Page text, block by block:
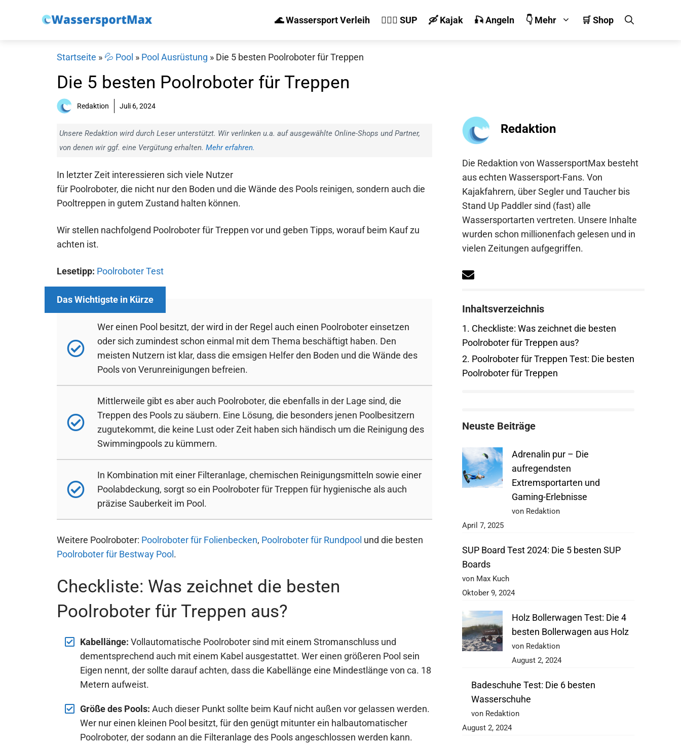
🌊 Wassersport Verleih 🏄‍♀️🛶 SUP 🛶 Kajak 🎣 Angeln 👇 Mehr 🛒 Shop
Startseite » 💦 Pool » Pool Ausrüstung » Die 5 besten Poolroboter für Treppen
Die 5 besten Poolroboter für Treppen
Redaktion Juli 6, 2024
Unsere Redaktion wird durch Leser unterstützt. Wir verlinken u.a. auf ausgewählte Online-Shops und Partner,
von denen wir ggf. eine Vergütung erhalten. Mehr erfahren.
In letzter Zeit interessieren sich viele Nutzer
für Poolroboter, die nicht nur den Boden und die Wände des Pools reinigen, sondern auch die
Pooltreppen in gutem Zustand halten können.
Wir stellen nachfolgend Poolroboter für Treppen vor und geben Tipps, worauf beim Kauf zu
achten ist.
Lesetipp: Poolroboter Test
Wer einen Pool besitzt, der wird in der Regel auch einen Poolroboter einsetzen
oder sich zumindest schon einmal mit dem Thema beschäftigt haben. Den
meisten Nutzern ist klar, dass die emsigen Helfer den Boden und die Wände des
Pools von Verunreinigungen befreien.
Mittlerweile gibt es aber auch Poolroboter, die ebenfalls in der Lage sind, die
Treppen des Pools zu säubern. Eine Lösung, die besonders jenen Poolbesitzern
zugutekommt, die keine Lust oder Zeit haben sich händisch um die Reinigung des
Swimmingpools zu kümmern.
In Kombination mit einer Filteranlage, chemischen Reinigungsmitteln sowie einer
Poolabdeckung, sorgt so ein Poolroboter für Treppen für hygienische als auch
präzise Sauberkeit im Pool.
Weitere Poolroboter: Poolroboter für Folienbecken, Poolroboter für Rundpool und die besten
Poolroboter für Bestway Pool.
Checkliste: Was zeichnet die besten
Poolroboter für Treppen aus?
Kabellänge: Vollautomatische Poolroboter sind mit einem Stromanschluss und
dementsprechend auch mit einem Kabel ausgestattet. Wer einen größeren Pool sein
Eigen nennt, der sollte darauf achten, dass die Kabellänge eine Mindestlänge von ca. 18
Metern aufweist.
Größe des Pools: Auch dieser Punkt sollte beim Kauf nicht außen vor gelassen werden.
Wer nur einen kleinen Pool besitzt, für den genügt mitunter ein halbautomatischer
Poolroboter, der sodann an die Filteranlage des Pools angeschlossen werden kann.
Redaktion
Die Redaktion von WassersportMax besteht
aus echten Wassersport-Fans. Von
Kajakfahrern, über Segler und Taucher bis
Stand Up Paddler sind (fast) alle
Wassersportarten vertreten. Unsere Inhalte
wurden schon millionenfach gelesen und in
vielen Zeitungen aufgegriffen.
Inhaltsverzeichnis
1. Checkliste: Was zeichnet die besten
Poolroboter für Treppen aus?
2. Poolroboter für Treppen Test: Die besten
Poolroboter für Treppen
Neuste Beiträge
Adrenalin pur – Die
aufregendsten
Extremsportarten und
Gaming-Erlebnisse
von Redaktion
April 7, 2025
SUP Board Test 2024: Die 5 besten SUP
Boards
von Max Kuch
Oktober 9, 2024
Holz Bollerwagen Test: Die 4
besten Bollerwagen aus Holz
von Redaktion
August 2, 2024
Badeschuhe Test: Die 6 besten
Wasserschuhe
von Redaktion
August 2, 2024